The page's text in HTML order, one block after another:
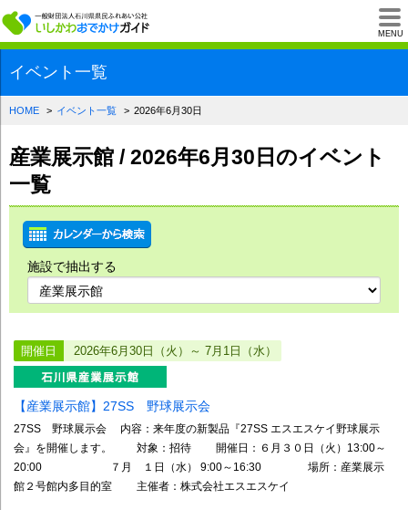
MENU
一般財団法人石川
イベント一覧
HOME イベント一覧 2026年6月30日
産業展示館 / 2026年6月30日のイベント
一覧
施設で抽出する
開催日 2026年6月30日（火）～ 7月1日（水）
【産業展示館】27SS 野球展示会
27SS 野球展示会 内容：来年度の新製品『27SS エスエスケイ野球展示
会』を開催します。 対象：招待 開催日：６月３０日（火）13:00～
20:00 ７月 １日（水） 9:00～16:30 場所：産業展示
館２号館内多目的室 主催者：株式会社エスエスケイ